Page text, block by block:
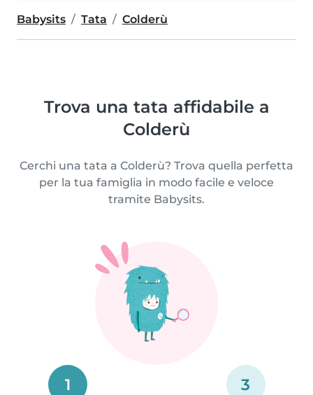
Babysits Tata Colderù
Trova una tata affidabile a
Colderù
Cerchi una tata a Colderù? Trova quella perfetta
per la tua famiglia in modo facile e veloce
tramite Babysits.
1 3